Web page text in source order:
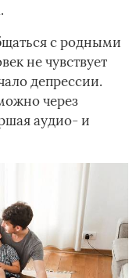
с родными
не чувствует
депрессии.
через
аудио- и